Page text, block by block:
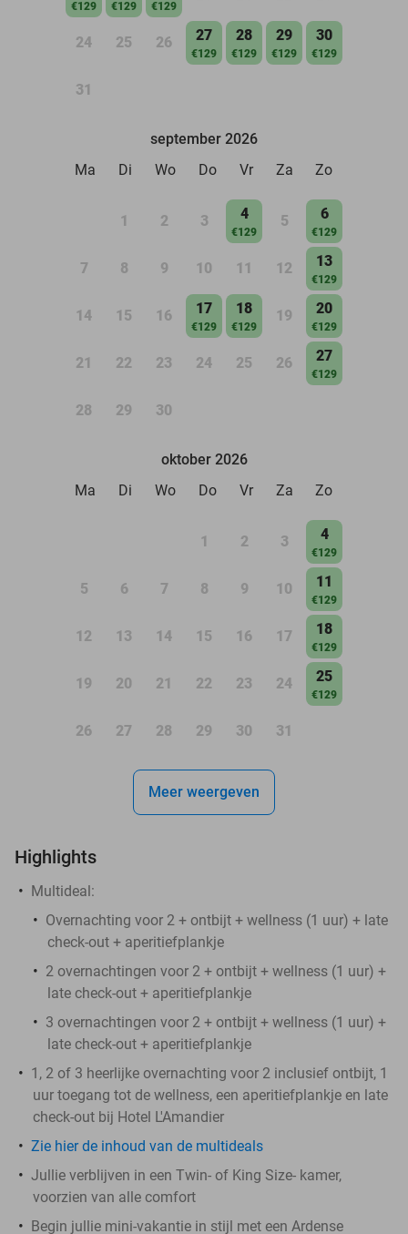
€129 €129 €129
24 25 26 27
€129
28
€129
29
€129
30
€129
31
september 2026
Ma
Di Wo Do Vr Za Zo
1 2 3 4
€129
5 6
€129
7 8 9 10 11 12 13
€129
14 15 16 17
€129
18
€129
19 20
€129
21 22 23 24 25 26 27
€129
28 29 30
oktober 2026
Ma
Di Wo Do Vr Za Zo
1 2 3 4
€129
5 6 7 8 9 10 11
€129
12 13 14 15 16 17 18
€129
19 20 21 22 23 24 25
€129
26 27 28 29 30 31
Meer weergeven
Highlights
Multideal:
Overnachting voor 2 + ontbijt + wellness (1 uur) + late
check-out + aperitiefplankje
2 overnachtingen voor 2 + ontbijt + wellness (1 uur) +
late check-out + aperitiefplankje
3 overnachtingen voor 2 + ontbijt + wellness (1 uur) +
late check-out + aperitiefplankje
1, 2 of 3 heerlijke overnachting voor 2 inclusief ontbijt, 1
uur toegang tot de wellness, een aperitiefplankje en late
check-out bij Hotel L'Amandier
Zie hier de inhoud van de multideals
Jullie verblijven in een Twin- of King Size- kamer,
voorzien van alle comfort
Begin jullie mini-vakantie in stijl met een Ardense